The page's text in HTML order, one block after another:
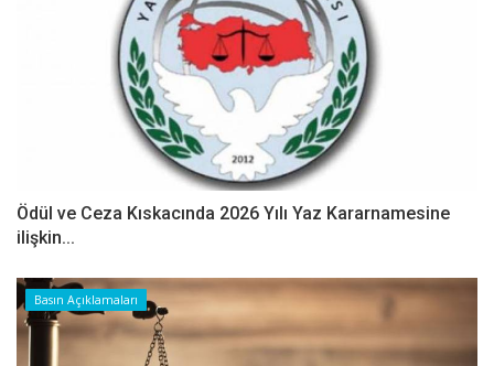
Ödül ve Ceza Kıskacında 2026 Yılı Yaz Kararnamesine
ilişkin...
Basın Açıklamaları